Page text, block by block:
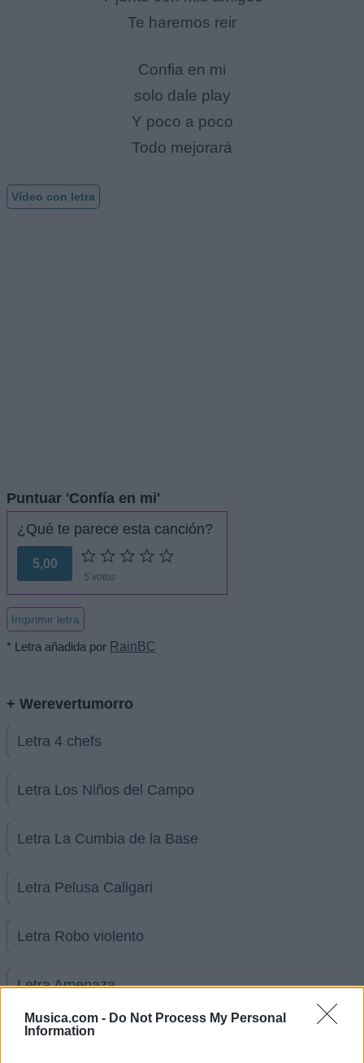
Musica.com - Do Not Process My Personal
Information
Te haremos reir
Confia en mi
solo dale play
Y poco a poco
Todo mejorará
Vídeo con letra
Puntuar 'Confía en mi'
¿Qué te parece esta canción?
5,00
5 votos
Imprimir letra
* Letra añadida por RainBC
+ Werevertumorro
Letra 4 chefs
Letra Los Niños del Campo
Letra La Cumbia de la Base
Letra Pelusa Caligari
Letra Robo violento
Letra Amenaza
Letra Báilame Remix (Parodia)